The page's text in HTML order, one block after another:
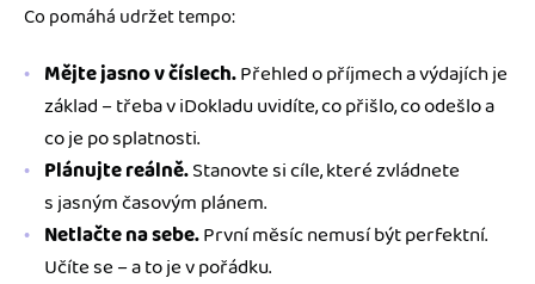
Co pomáhá udržet tempo:
Mějte jasno v číslech.Přehled o příjmech a výdajích je
základ – třeba v iDokladu uvidíte, co přišlo, co odešlo a
co je po splatnosti.
Plánujte reálně.Stanovte si cíle, které zvládnete
s jasným časovým plánem.
Netlačte na sebe.První měsíc nemusí být perfektní.
Učíte se – a to je v pořádku.